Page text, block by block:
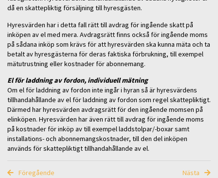
då en skattepliktig försäljning till hyresgästen.
Hyresvärden har i detta fall rätt till avdrag för ingående skatt på
inköpen av el med mera. Avdragsrätt finns också för ingående moms
på sådana inköp som krävs för att hyresvärden ska kunna mäta och ta
betalt av hyresgästerna för deras faktiska förbrukning, till exempel
mätutrustning eller kostnader för abonnemang.
El för laddning av fordon, individuell mätning
Om el för laddning av fordon inte ingår i hyran så är hyresvärdens
tillhandahållande av el för laddning av fordon som regel skattepliktigt.
Därmed har hyresvärden avdragsrätt för den ingående momsen på
elinköpen. Hyresvärden har även rätt till avdrag för ingående moms
på kostnader för inköp av till exempel laddstolpar/-boxar samt
installations- och abonnemangskostnader, till den del inköpen
används för skattepliktigt tillhandahållande av el.
Föregående Nästa